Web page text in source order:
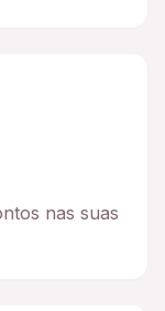
nas suas